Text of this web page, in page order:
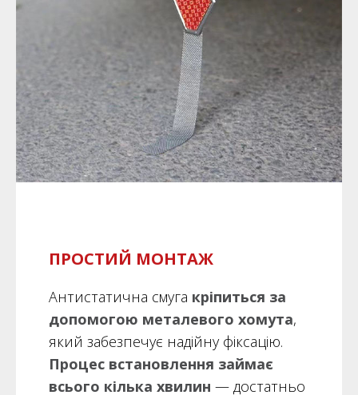
ПРОСТИЙ МОНТАЖ
Антистатична смуга кріпиться за
допомогою металевого хомута,
який забезпечує надійну фіксацію.
Процес встановлення займає
всього кілька хвилин — достатньо